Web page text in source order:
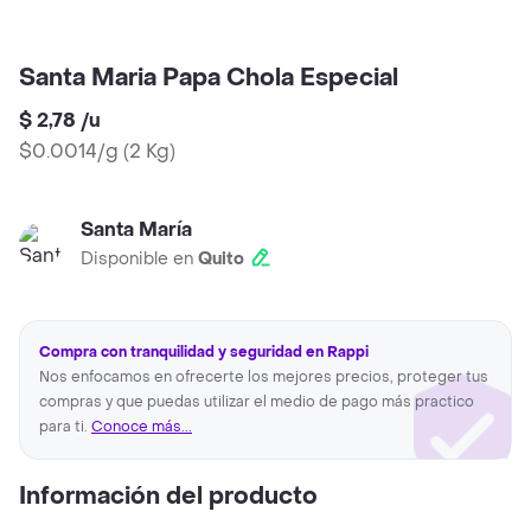
Santa Maria Papa Chola Especial
$ 2,78 /u
$0.0014/g (2 Kg)
Santa María
Disponible en Quito
Compra con tranquilidad y seguridad en Rappi
Nos enfocamos en ofrecerte los mejores precios, proteger tus
compras y que puedas utilizar el medio de pago más practico
para ti. Conoce más...
Información del producto